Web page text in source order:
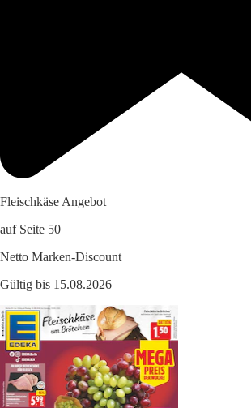
Fleischkäse Angebot
auf Seite 50
Netto Marken-Discount
Gültig bis 15.08.2026